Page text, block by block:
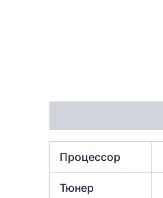
Процессор
Тюнер